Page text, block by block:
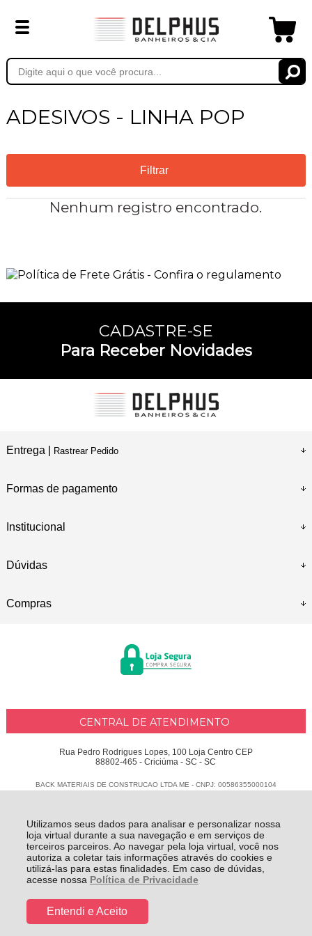
Utilizamos seus dados para analisar e personalizar nossa
loja virtual durante a sua navegação e em serviços de
terceiros parceiros. Ao navegar pela loja virtual, você nos
autoriza a coletar tais informações através do cookies e
utilizá-las para estas finalidades. Em caso de dúvidas,
acesse nossa Política de Privacidade
Entendi e Aceito
ADESIVOS - LINHA POP
Filtrar
Nenhum registro encontrado.
CADASTRE-SE
Para Receber Novidades
Entrega | Rastrear Pedido
Formas de pagamento
Institucional
Dúvidas
Compras
CENTRAL DE ATENDIMENTO
Rua Pedro Rodrigues Lopes, 100 Loja Centro CEP
88802-465 - Criciúma - SC - SC
BACK MATERIAIS DE CONSTRUCAO LTDA ME - CNPJ: 00586355000104